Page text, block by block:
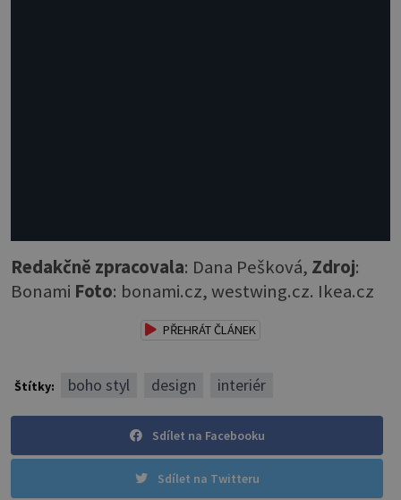
Redakčně zpracovala: Dana Pešková, Zdroj:
Bonami Foto: bonami.cz, westwing.cz. Ikea.cz
PŘEHRÁT ČLÁNEK
Štítky: boho styl design interiér
Sdílet na Facebooku
Sdílet na Twitteru